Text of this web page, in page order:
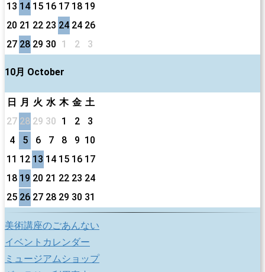
13 14 15 16 17 18 19
20 21 22 23 24 24 26
27 28 29 30 1 2 3
10月 October
日 月 火 水 木 金 土
27 28 29 30 1 2
3
4
5 6 7 8 9 10
11 12 13 14 15 16 17
18 19 20 21 22 23 24
25 26 27 28 29 30 31
美術講座のごあんない
イベントカレンダー
ミュージアムショップ